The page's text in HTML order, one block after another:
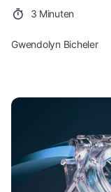
3 Minuten
Gwendolyn Bicheler